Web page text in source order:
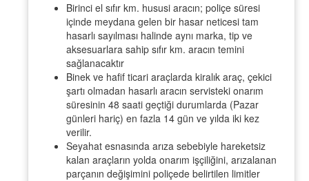
Birinci el sıfır km. hususi aracın; poliçe süresi
içinde meydana gelen bir hasar neticesi tam
hasarlı sayılması halinde aynı marka, tip ve
aksesuarlara sahip sıfır km. aracın temini
sağlanacaktır
Binek ve hafif ticari araçlarda kiralık araç, çekici
şartı olmadan hasarlı aracın servisteki onarım
süresinin 48 saati geçtiği durumlarda (Pazar
günleri hariç) en fazla 14 gün ve yılda iki kez
verilir.
Seyahat esnasında arıza sebebiyle hareketsiz
kalan araçların yolda onarım işçiliğini, arızalanan
parçanın değişimini poliçede belirtilen limitler